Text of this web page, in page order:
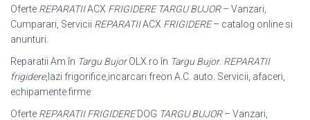
Oferte REPARATIIACX FRIGIDERE TARGU BUJOR– Vanzari,
Cumparari, Servicii REPARATIIACX FRIGIDERE– catalog online si
anunturi.
Reparatii Am în Targu BujorOLX.ro în Targu Bujor. REPARATII
frigidere,lazi frigorifice,incarcari freon A.C. auto. Servicii, afaceri,
echipamente firme
Oferte REPARATII FRIGIDEREDOG TARGU BUJOR– Vanzari,